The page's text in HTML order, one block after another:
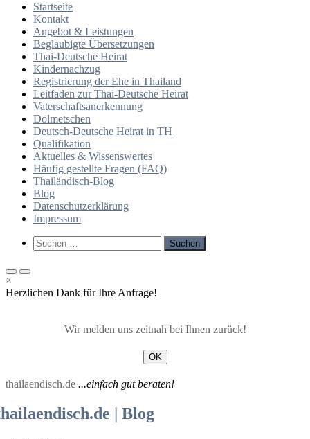
Startseite
Kontakt
Angebot & Leistungen
Beglaubigte Übersetzungen
Thai-Deutsche Heirat
Kindernachzug
Registrierung der Ehe in Thailand
Leitfaden zur Thai-Deutsche Heirat
Vaterschaftsanerkennung
Dolmetschen
Deutsch-Deutsche Heirat in TH
Qualifikation
Aktuelles & Wissenswertes
Häufig gestellte Fragen (FAQ)
Thailändisch-Blog
Blog
Datenschutzerklärung
Impressum
Such-
Formular
Suchen
nach:
Primäres
Menü
für
Primäres
Menü
für
×
Herzlichen Dank für Ihre Anfrage!
Wir melden uns zeitnah bei Ihnen zurück!
OK
thailaendisch.de ...einfach gut beraten!
| Blog